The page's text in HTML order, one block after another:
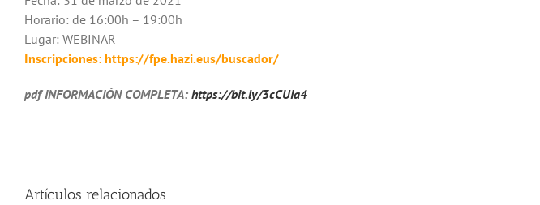
Horario: de 16:00h – 19:00h
Lugar: WEBINAR
Inscripciones: https://fpe.hazi.eus/buscador/
pdf INFORMACIÓN COMPLETA: https://bit.ly/3cCUIa4
Artículos relacionados